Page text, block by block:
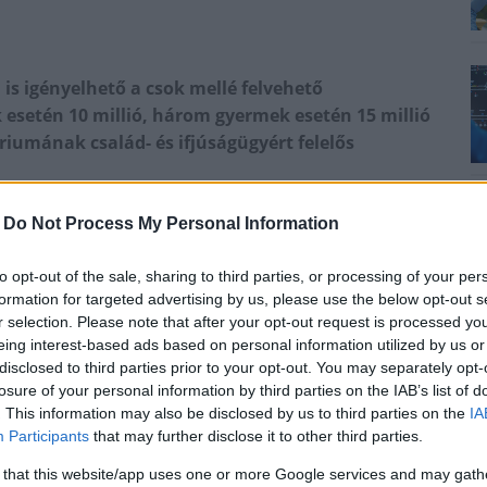
Do Not Process My Personal Information
opt-out of the sale, sharing to third parties, or processing of your
for targeted advertising by us, please use the below opt-out
selection. Please note that after your opt-out request is processed
interest-based ads based on personal information utilized by us
to third parties prior to your opt-out. You may separately
of your personal information by third parties on the IAB’s list of
This information may also be disclosed by us to third parties on the
Participants that may further disclose it to other third parties.
that this website/app uses one or more Google services and may
igényelhető a csok mellé felvehető
10 millió, három gyermek esetén 15 millió
család- és ifjúságügyért felelős
elmondta azt is: már nemcsak az
a bárhol külföldön szerzett
a családi otthonteremtési kedvezmény (csok)
Hozzátette, ugyanígy alap lehet bármely
kérésekor is.
korábban egy régi háznak az alapjait is el kellett
júliustól már a régi ház alapjára épülő új
lehet felvenni, amennyiben az alapok statikailag